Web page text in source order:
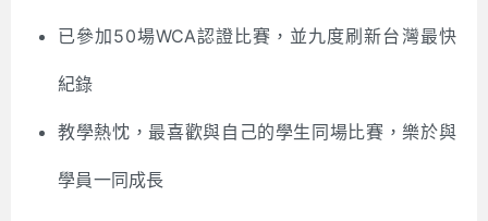
已參加50場WCA認證比賽，並九度刷新台灣最快
紀錄
教學熱忱，最喜歡與自己的學生同場比賽，樂於與
學員一同成長